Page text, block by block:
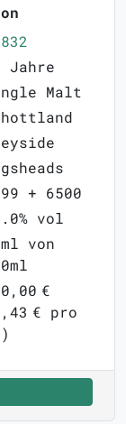
Jahre
Malt
+ 6500
vol
von
€
€ pro